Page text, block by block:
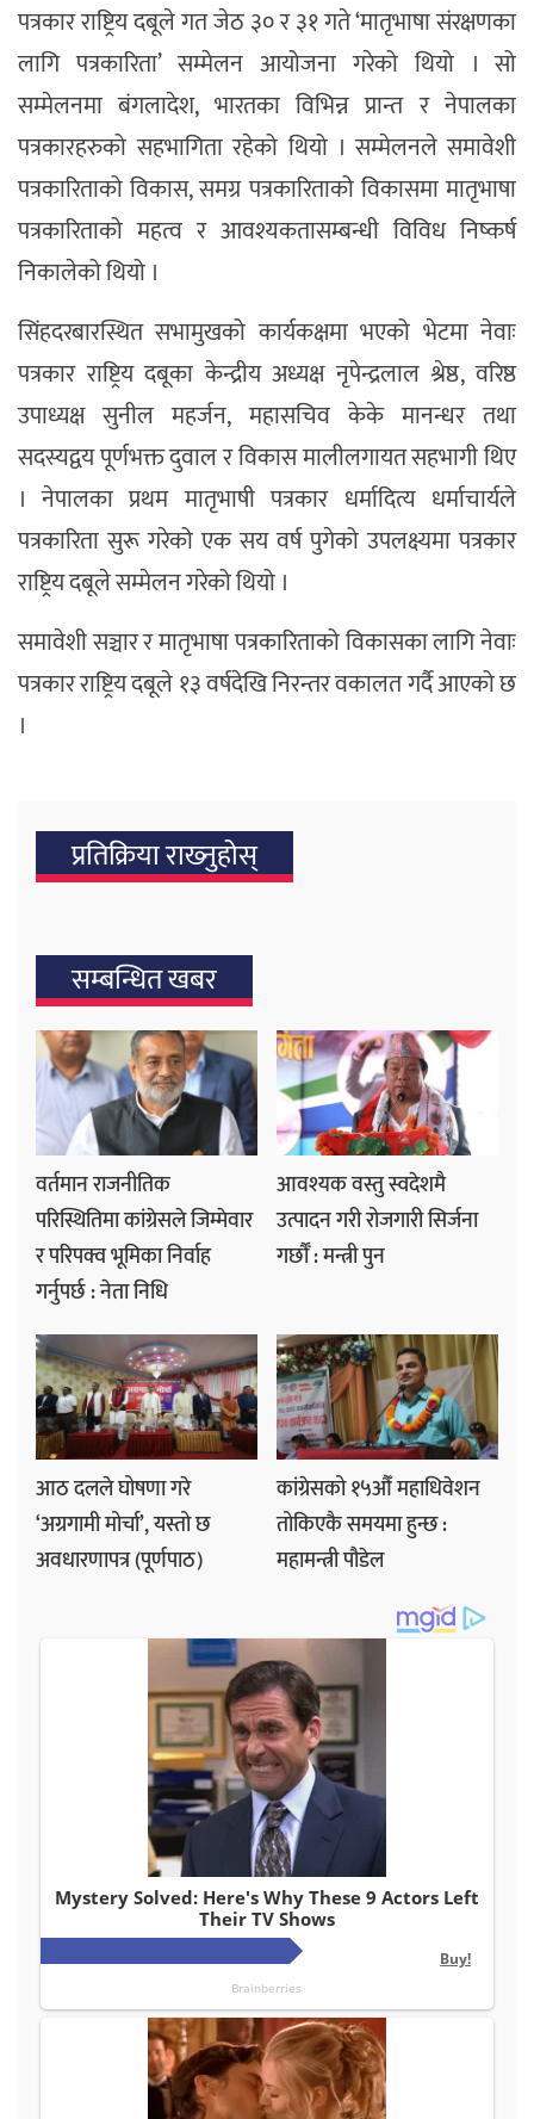
पत्रकार राष्ट्रिय दबूले गत जेठ ३० र ३१ गते ‘मातृभाषा संरक्षणका
लागि पत्रकारिता’ सम्मेलन आयोजना गरेको थियो । सो
सम्मेलनमा बंगलादेश, भारतका विभिन्न प्रान्त र नेपालका
पत्रकारहरुको सहभागिता रहेको थियो । सम्मेलनले समावेशी
पत्रकारिताको विकास, समग्र पत्रकारिताको विकासमा मातृभाषा
पत्रकारिताको महत्व र आवश्यकतासम्बन्धी विविध निष्कर्ष
निकालेको थियो ।
सिंहदरबारस्थित सभामुखको कार्यकक्षमा भएको भेटमा नेवाः
पत्रकार राष्ट्रिय दबूका केन्द्रीय अध्यक्ष नृपेन्द्रलाल श्रेष्ठ, वरिष्ठ
उपाध्यक्ष सुनील महर्जन, महासचिव केके मानन्धर तथा
सदस्यद्वय पूर्णभक्त दुवाल र विकास मालीलगायत सहभागी थिए
। नेपालका प्रथम मातृभाषी पत्रकार धर्मादित्य धर्माचार्यले
पत्रकारिता सुरू गरेको एक सय वर्ष पुगेको उपलक्ष्यमा पत्रकार
राष्ट्रिय दबूले सम्मेलन गरेको थियो ।
समावेशी सञ्चार र मातृभाषा पत्रकारिताको विकासका लागि नेवाः
पत्रकार राष्ट्रिय दबूले १३ वर्षदेखि निरन्तर वकालत गर्दै आएको छ
।
प्रतिक्रिया राख्‍नुहोस्
सम्बन्धित खबर
वर्तमान राजनीतिक
परिस्थितिमा कांग्रेसले जिम्मेवार
र परिपक्व भूमिका निर्वाह
गर्नुपर्छ : नेता निधि
आवश्यक वस्तु स्वदेशमै
उत्पादन गरी रोजगारी सिर्जना
गर्छौँ : मन्त्री पुन
आठ दलले घोषणा गरे
‘अग्रगामी मोर्चा’, यस्तो छ
अवधारणापत्र (पूर्णपाठ)
कांग्रेसको १५औँ महाधिवेशन
तोकिएकै समयमा हुन्छ :
महामन्त्री पौडेल